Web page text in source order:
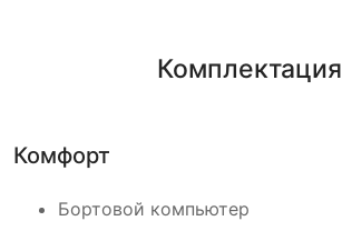
Комплектация
Комфорт
Бортовой компьютер